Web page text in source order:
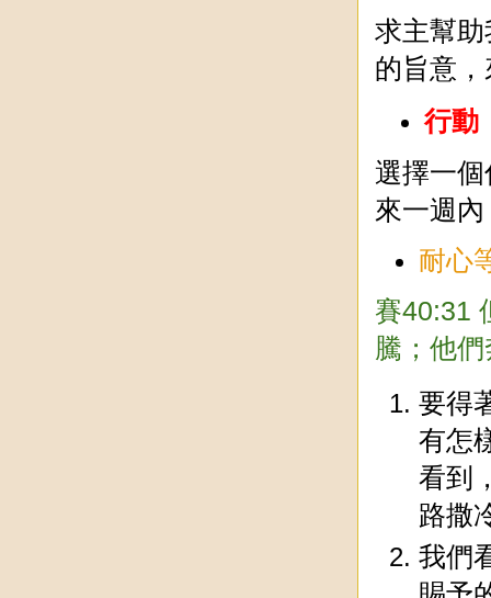
求主幫
的旨意
行動
選擇一
來一週
耐心
賽40:31
騰；他
要得
有怎
看到
路撒
我們